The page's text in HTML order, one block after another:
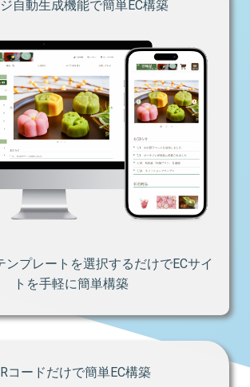
自動生成機能で簡単EC構築
ンプレートを選択するだけでECサイ
トを手軽に簡単構築
コードだけで簡単EC構築